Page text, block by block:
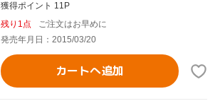
獲得ポイント 11P
残り1点
ご注文はお早めに
発売年月日：2015/03/20
カートへ追加